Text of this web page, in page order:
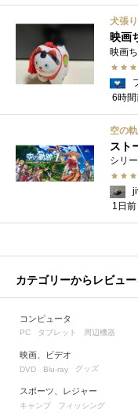
犬張
6時
空の
1日前
カテゴリーからレビュ
コンピュータ
PC タブレット 周辺機器
映画、ビデオ
DVD Blu-ray グッズ
スポーツ、レジャー
キャンプ フィッシング